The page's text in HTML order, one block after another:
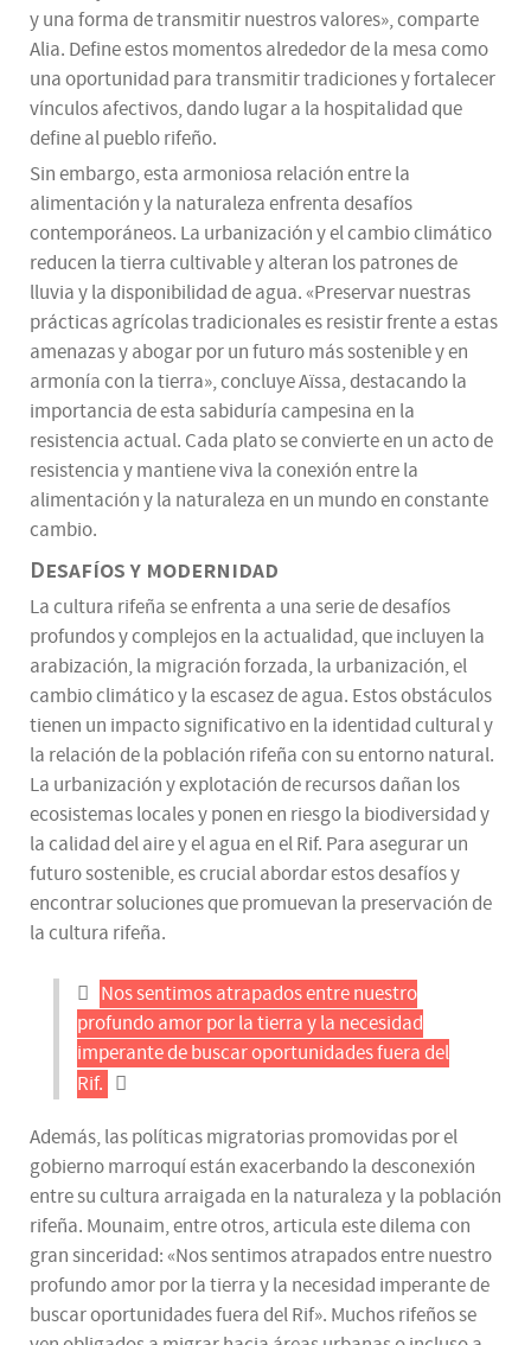
y una forma de transmitir nuestros valores», comparte
Alia. Define estos momentos alrededor de la mesa como
una oportunidad para transmitir tradiciones y fortalecer
vínculos afectivos, dando lugar a la hospitalidad que
define al pueblo rifeño.
Sin embargo, esta armoniosa relación entre la
alimentación y la naturaleza enfrenta desafíos
contemporáneos. La urbanización y el cambio climático
reducen la tierra cultivable y alteran los patrones de
lluvia y la disponibilidad de agua. «Preservar nuestras
prácticas agrícolas tradicionales es resistir frente a estas
amenazas y abogar por un futuro más sostenible y en
armonía con la tierra», concluye Aïssa, destacando la
importancia de esta sabiduría campesina en la
resistencia actual. Cada plato se convierte en un acto de
resistencia y mantiene viva la conexión entre la
alimentación y la naturaleza en un mundo en constante
cambio.
Desafíos y modernidad
La cultura rifeña se enfrenta a una serie de desafíos
profundos y complejos en la actualidad, que incluyen la
arabización, la migración forzada, la urbanización, el
cambio climático y la escasez de agua. Estos obstáculos
tienen un impacto significativo en la identidad cultural y
la relación de la población rifeña con su entorno natural.
La urbanización y explotación de recursos dañan los
ecosistemas locales y ponen en riesgo la biodiversidad y
la calidad del aire y el agua en el Rif. Para asegurar un
futuro sostenible, es crucial abordar estos desafíos y
encontrar soluciones que promuevan la preservación de
la cultura rifeña.
Nos sentimos atrapados entre nuestro
profundo amor por la tierra y la necesidad
imperante de buscar oportunidades fuera del
Rif.
Además, las políticas migratorias promovidas por el
gobierno marroquí están exacerbando la desconexión
entre su cultura arraigada en la naturaleza y la población
rifeña. Mounaim, entre otros, articula este dilema con
gran sinceridad: «Nos sentimos atrapados entre nuestro
profundo amor por la tierra y la necesidad imperante de
buscar oportunidades fuera del Rif». Muchos rifeños se